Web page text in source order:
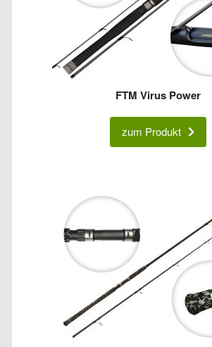
FTM Virus Power
zum Produkt